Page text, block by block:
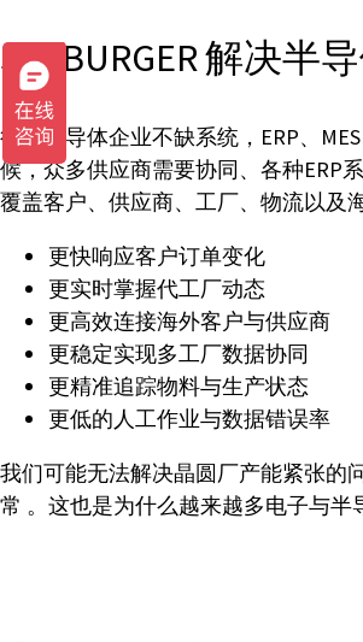
SEEBURGER 解决半
很多半导体企业不缺系统，ERP、
候，众多供应商需要协同、各种ERP
覆盖客户、供应商、工厂、物流以及
更快响应客户订单变化
更实时掌握代工厂动态
更高效连接海外客户与供应商
更稳定实现多工厂数据协同
更精准追踪物料与生产状态
更低的人工作业与数据错误率
我们可能无法解决晶圆厂产能紧张的
常 。这也是为什么越来越多电子与半